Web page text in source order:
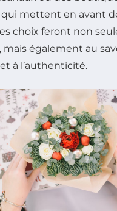
qui mettent en avant
choix feront non
mais également au
à l’authenticité.